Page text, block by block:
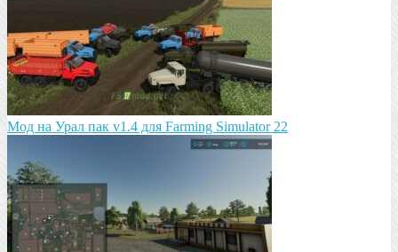
Мод на Урал пак v1.4 для Farming Simulator 22